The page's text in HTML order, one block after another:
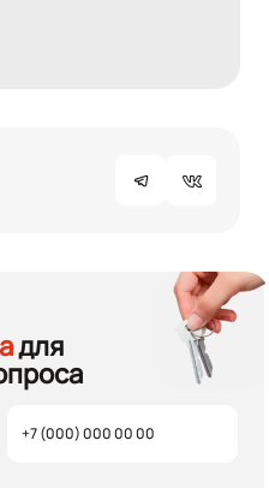
для